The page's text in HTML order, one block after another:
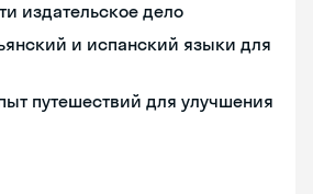
издательское дело
и испанский языки для
путешествий для улучшения